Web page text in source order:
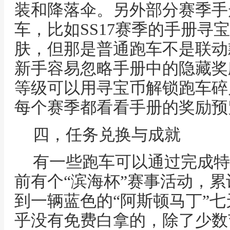
装和降落伞。另外部分赛季
车，比如SS17赛季的手册寻
肤，但那是普通跑车不是联
新手容易忽略手册中的隐藏
等级可以用寻宝币解锁跑车
每个赛季都看看手册的奖励
四，任务兑换与成就
有一些跑车可以通过完成
前有个“滨海杯”赛事活动，
到一辆蓝色的“阿斯顿马丁”
乎没有免费白拿的，除了少